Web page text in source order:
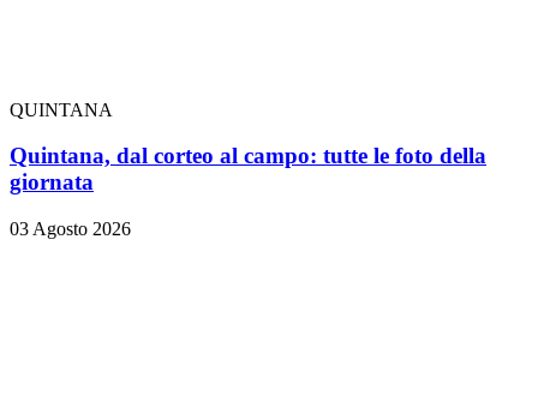
QUINTANA
Quintana, dal corteo al campo: tutte le foto della
giornata
03 Agosto 2026